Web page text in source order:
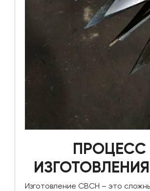
ПРОЦЕСС
Изготовление СВСН – это